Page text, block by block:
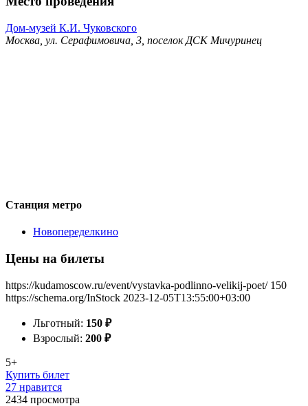
Дом-музей К.И. Чуковского
Москва, ул. Серафимовича, 3, поселок ДСК Мичуринец
Станция метро
Новопеределкино
Цены на билеты
https://kudamoscow.ru/event/vystavka-podlinno-velikij-poet/ 150
https://schema.org/InStock 2023-12-05T13:55:00+03:00
Льготный: 150 ₽
Взрослый: 200 ₽
5+
Купить билет
27 нравится
2434 просмотра